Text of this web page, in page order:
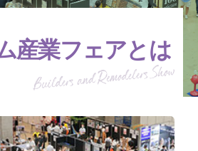
産業フェアとは